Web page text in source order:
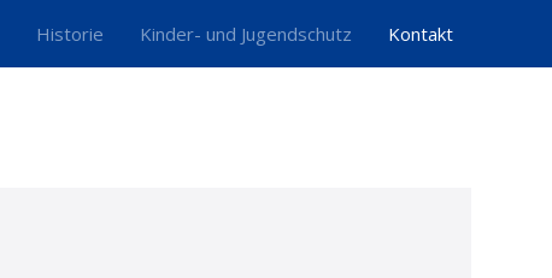
Historie Kinder- und Jugendschutz Kontakt